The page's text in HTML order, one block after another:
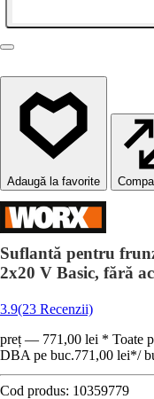
Suflantă pentru
2x20 V Basic, fără
3.9(23 Recenzii)
preț — 771,00 lei * Toate
DBA pe buc.771,00 lei*/
Cod produs: 10359779